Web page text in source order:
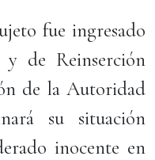
fue ingresado
de Reinserción
de la Autoridad
su situación
inocente en